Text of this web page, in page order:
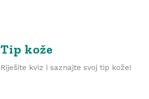
Tip kože
Riješite kviz i saznajte svoj tip kože!